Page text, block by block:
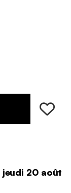
jeudi 20 août